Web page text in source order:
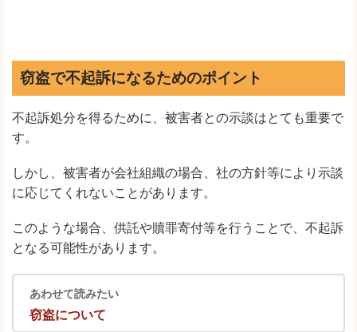
窃盗で不起訴になるためのポイント
不起訴処分を得るために、被害者との示談はとても重要で
す。
しかし、被害者が会社組織の場合、社の方針等により示談
に応じてくれないことがあります。
このような場合、供託や贖罪寄付等を行うことで、不起訴
となる可能性があります。
あわせて読みたい
窃盗について